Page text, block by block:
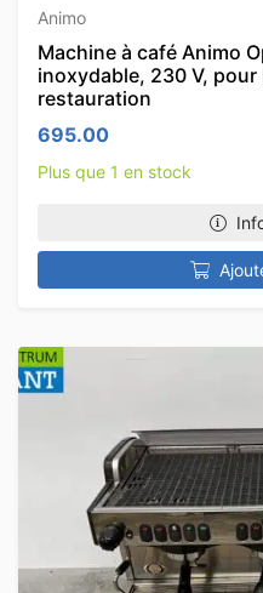
Animo
Machine à café Animo
inoxydable, 230 V, pour
restauration
695.00
Plus que 1 en stock